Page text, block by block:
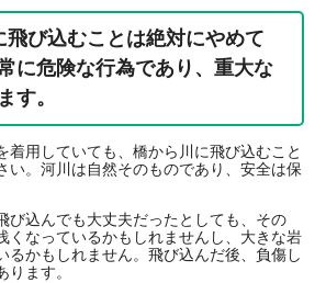
飛び込むことは絶対にやめて
に危険な行為であり、重大な
す。
用していても、橋から川に飛び込むこと
い。河川は自然そのものであり、安全は保
込んでも大丈夫だったとしても、その
くなっているかもしれませんし、大きな岩
るかもしれません。飛び込んだ後、負傷し
ります。